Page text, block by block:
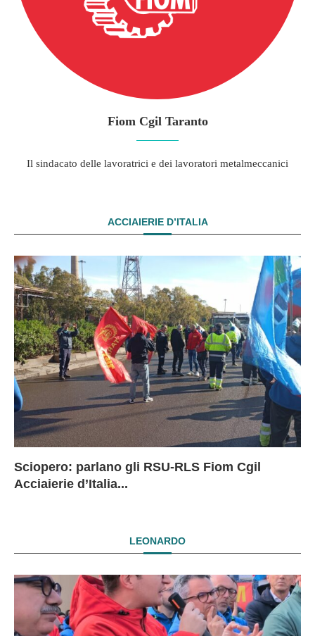
Fiom Cgil Taranto
Il sindacato delle lavoratrici e dei lavoratori metalmeccanici
ACCIAIERIE D’ITALIA
Sciopero: parlano gli RSU-RLS Fiom Cgil
Acciaierie d’Italia...
LEONARDO